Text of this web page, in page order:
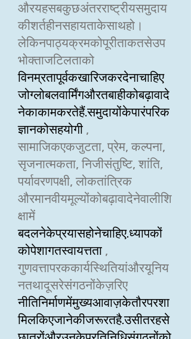
औरयहसबकुछअंतरराष्ट्रीयसमुदाय
कीशर्तहीनसहायताकेसाथहो।
लेकिनपाठ्यक्रमकोपूरीताकतसेउप
भोक्ताजटिलताको
विनम्रतापूर्वकखारिजकरदेनाचाहिए
जोग्लोबलवार्मिंगऔरतबाहीकोबढ़ावादे
नेकाकामकरतेहैं.समुदायोंकेपारंपरिक
ज्ञानकोसहयोगी ,
सामाजिकएकजुटता, प्रेम, कल्पना,
सृजनात्मकता, निजीसंतुष्टि, शांति,
पर्यावरणपक्षी, लोकतांत्रिक
औरमानवीयमूल्योंकोबढ़ावादेनेवालीशि
क्षामें
बदलनेकेप्रयासहोनेचाहिए.ध्यापकों
कोपेशागतस्वायत्तता ,
गुणवत्तापरककार्यस्थितियांऔरयूनिय
नतथादूसरेसंगठनोंकेज़रिए
नीतिनिर्माणमेंमुख्यआवाज़केतौरपरशा
मिलकिएजानेकीजरूरतहै.उसीतरहसे